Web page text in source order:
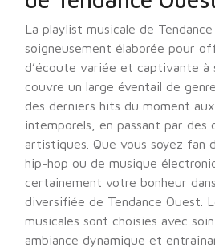
La playlist musicale de
soigneusement élaborée pour
d’écoute variée et captivante à
couvre un large éventail de
des derniers hits du moment
intemporels, en passant par des
artistiques. Que vous soyez fan
hip-hop ou de musique
certainement votre bonheur
diversifiée de Tendance Ouest.
musicales sont choisies avec
ambiance dynamique et